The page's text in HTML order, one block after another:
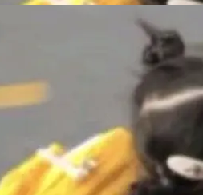
动语音识别系统
实力。 本届赛事
关键技术挑战，
的1...
首个 Max 规模
展至 2.4 万亿，
文Tokens，在编
等方面实现了全
性的问题，还能
输出值得信赖的
问 AI 平台获得 Q
声的 2K 视频。
了篇文章出来，
。 去年国内的视
Pika 的参数，今
摆上台面了。一
H3 由三个模块
API上线超
式版 API 开启公
上线 DeepSeek-V
V4-Flash-0731）